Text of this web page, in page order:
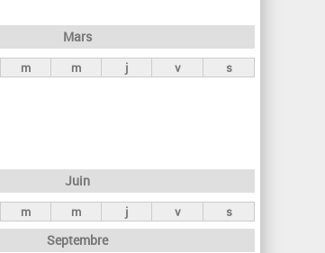
Mars
m m j v s
Juin
m m j v s
Septembre